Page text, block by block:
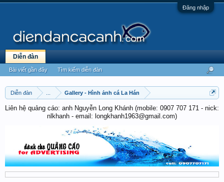
Đăng nhập
Diễn đàn Gallery - Hình ảnh cá La Hán
Liên hệ quảng cáo: anh Nguyễn Long Khánh (mobile: 0907 707 171 - nick:
nlkhanh - email: longkhanh1963@gmail.com)
Diễn đàn
Bài viết gần đây Tìm kiếm diễn đàn